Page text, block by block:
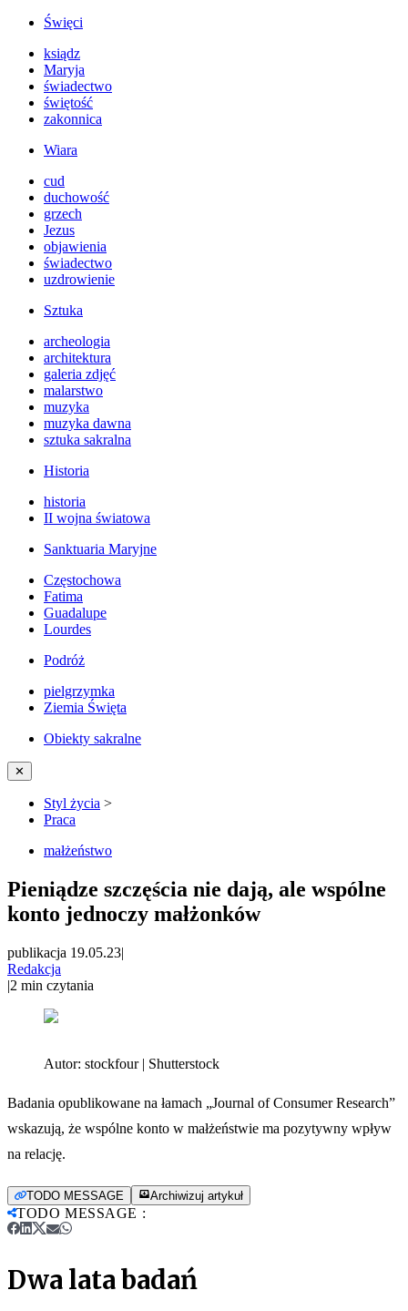
Święci
ksiądz
Maryja
świadectwo
świętość
zakonnica
Wiara
cud
duchowość
grzech
Jezus
objawienia
świadectwo
uzdrowienie
Sztuka
archeologia
architektura
galeria zdjęć
malarstwo
muzyka
muzyka dawna
sztuka sakralna
Historia
historia
II wojna światowa
Sanktuaria Maryjne
Częstochowa
Fatima
Guadalupe
Lourdes
Podróż
pielgrzymka
Ziemia Święta
Obiekty sakralne
✕
Styl życia >
Praca
małżeństwo
Pieniądze szczęścia nie dają, ale wspólne
konto jednoczy małżonków
publikacja 19.05.23|
Redakcja
|2 min czytania
Autor: stockfour | Shutterstock
Badania opublikowane na łamach „Journal of Consumer Research”
wskazują, że wspólne konto w małżeństwie ma pozytywny wpływ
na relację.
TODO MESSAGE Archiwizuj artykuł
TODO MESSAGE :
Dwa lata badań